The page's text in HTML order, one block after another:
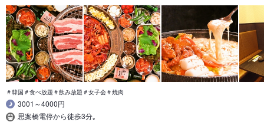
＃韓国＃食べ放題＃飲み放題＃女子会＃焼肉
3001～4000円
思案橋電停から徒歩3分｡